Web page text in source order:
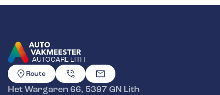
AUTOCARE LITH
GA NAAR DE HOMEPAGINA
Route
Het Wargaren 66, 5397 GN Lith